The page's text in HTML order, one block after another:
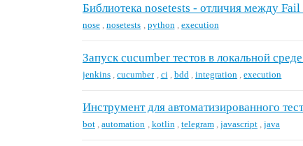
Библиотека nosetests - отличия между
nose ,nosetests , python , execution
Запуск cucumber тестов в локальной
jenkins ,cucumber , ci , bdd ,integration ,execution
Инструмент для автоматизированного
bot ,automation , kotlin , telegram ,javascript ,java